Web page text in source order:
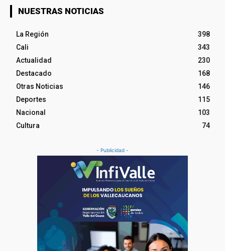
NUESTRAS NOTICIAS
La Región
398
Cali
343
Actualidad
230
Destacado
168
Otras Noticias
146
Deportes
115
Nacional
103
Cultura
74
- Publicidad -